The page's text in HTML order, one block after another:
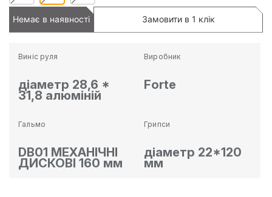
Немає в наявності Замовити в 1 клік
Виніс руля
діаметр 28,6 *
31,8 алюміній
Виробник
Forte
Гальмо
DB01 МЕХАНІЧНІ
ДИСКОВІ 160 мм
Грипси
діаметр 22*120
мм